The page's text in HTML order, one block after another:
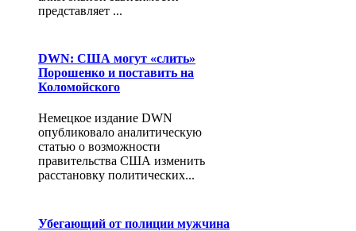
представляет ...
DWN: США могут «слить»
Порошенко и поставить на
Коломойского
Немецкое издание DWN
опубликовало аналитическую
статью о возможности
правительства США изменить
расстановку политических...
Убегающий от полиции мужчина